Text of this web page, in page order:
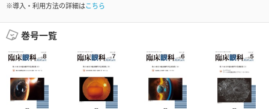
※導入・利用方法の詳細はこちら
巻号一覧